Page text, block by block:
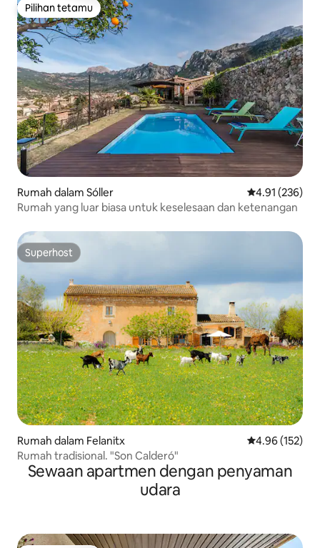
Pilihan tetamu
Pilihan tetamu
Rumah dalam Sóller Penarafan
4.91 (236)
Rumah yang luar biasa untuk keselesaan dan ketenangan
Superhost
Superhost
Rumah dalam Felanitx Penarafan
4.96 (152)
Rumah tradisional. "Son Calderó"
Sewaan apartmen dengan penyaman
udara